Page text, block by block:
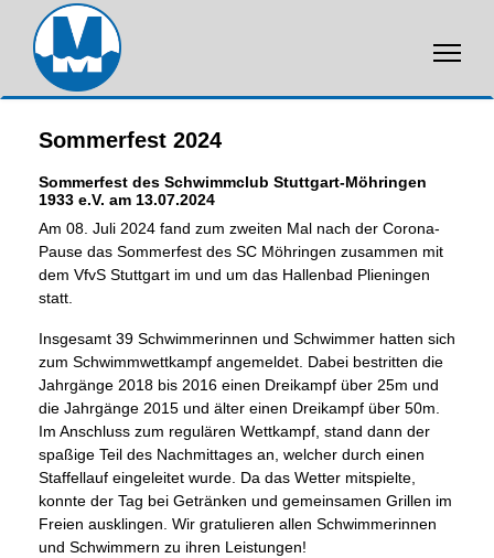
Sommerfest 2024
Sommerfest des Schwimmclub Stuttgart-Möhringen
1933 e.V. am 13.07.2024
Am 08. Juli 2024 fand zum zweiten Mal nach der Corona-
Pause das Sommerfest des SC Möhringen zusammen mit
dem VfvS Stuttgart im und um das Hallenbad Plieningen
statt.
Insgesamt 39 Schwimmerinnen und Schwimmer hatten sich
zum Schwimmwettkampf angemeldet. Dabei bestritten die
Jahrgänge 2018 bis 2016 einen Dreikampf über 25m und
die Jahrgänge 2015 und älter einen Dreikampf über 50m.
Im Anschluss zum regulären Wettkampf, stand dann der
spaßige Teil des Nachmittages an, welcher durch einen
Staffellauf eingeleitet wurde. Da das Wetter mitspielte,
konnte der Tag bei Getränken und gemeinsamen Grillen im
Freien ausklingen. Wir gratulieren allen Schwimmerinnen
und Schwimmern zu ihren Leistungen!